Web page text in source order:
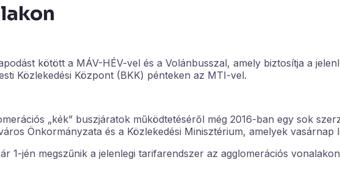
kötött a MÁV-HÉV-vel és a Volánbusszal, amely biztosítja a
Közlekedési Központ (BKK) pénteken az MTI-vel.
„kék” buszjáratok működtetéséről még 2016-ban egy sok
Önkormányzata és a Közlekedési Minisztérium, amelyek vasárnap
1-jén megszűnik a jelenlegi tarifarendszer az agglomerációs